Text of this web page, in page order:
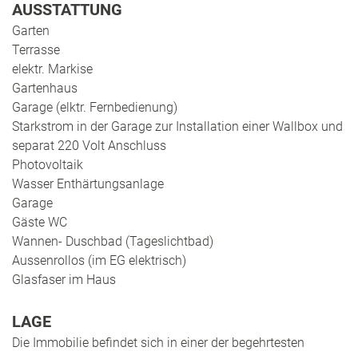
AUSSTATTUNG
Garten
Terrasse
elektr. Markise
Gartenhaus
Garage (elktr. Fernbedienung)
Starkstrom in der Garage zur Installation einer Wallbox und
separat 220 Volt Anschluss
Photovoltaik
Wasser Enthärtungsanlage
Garage
Gäste WC
Wannen- Duschbad (Tageslichtbad)
Aussenrollos (im EG elektrisch)
Glasfaser im Haus
LAGE
Die Immobilie befindet sich in einer der begehrtesten